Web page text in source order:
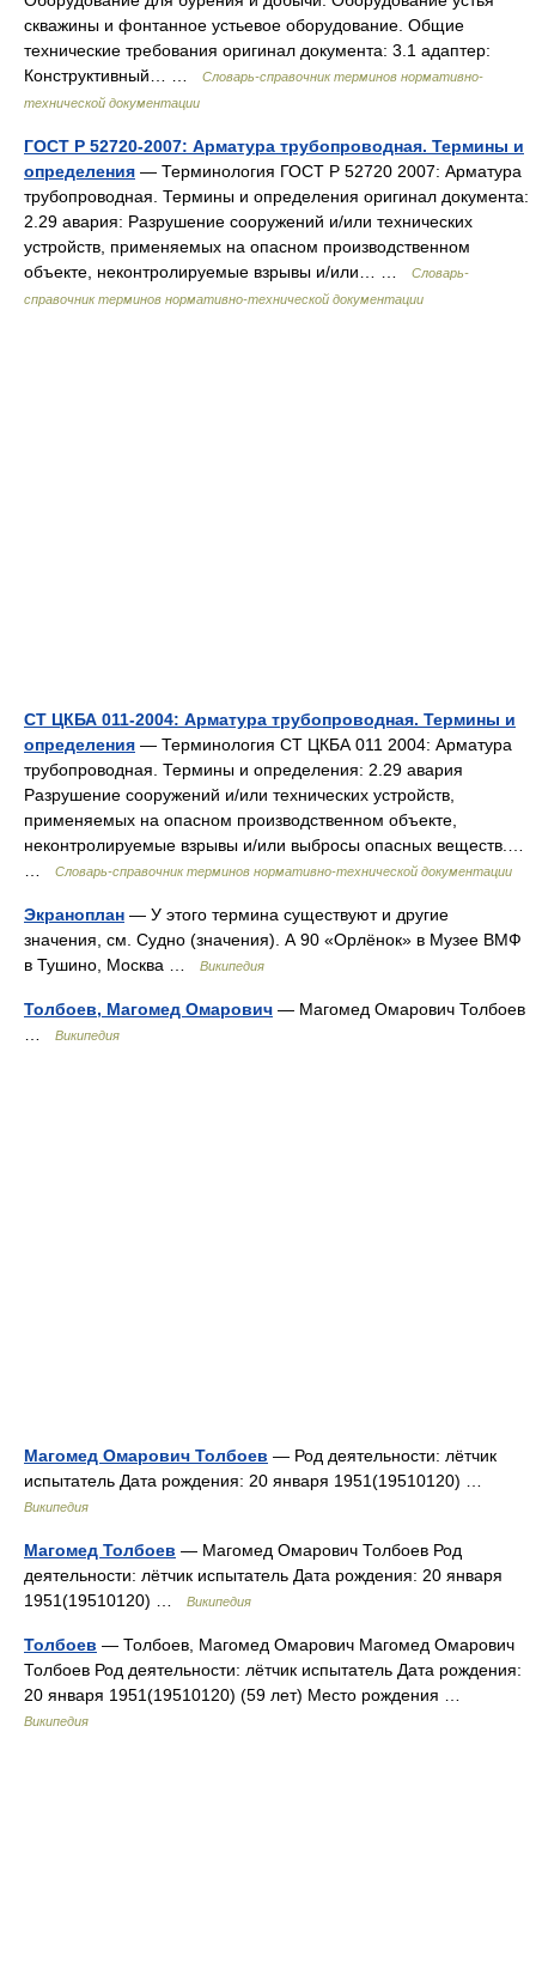
скважины и фонтанное устьевое оборудование. Общие
технические требования оригинал документа: 3.1 адаптер:
Конструктивный… …
Словарь-справочник терминов нормативно-
технической документации
ГОСТ Р 52720-2007: Арматура трубопроводная. Термины и
определения — Терминология ГОСТ Р 52720 2007: Арматура
трубопроводная. Термины и определения оригинал документа:
2.29 авария: Разрушение сооружений и/или технических
устройств, применяемых на опасном производственном
объекте, неконтролируемые взрывы и/или… …
Словарь-
справочник терминов нормативно-технической документации
СТ ЦКБА 011-2004: Арматура трубопроводная. Термины и
определения — Терминология СТ ЦКБА 011 2004: Арматура
трубопроводная. Термины и определения: 2.29 авария
Разрушение сооружений и/или технических устройств,
применяемых на опасном производственном объекте,
неконтролируемые взрывы и/или выбросы опасных веществ.…
Словарь-справочник терминов нормативно-технической документации
Экраноплан — У этого термина существуют и другие
значения, см. Судно (значения). А 90 «Орлёнок» в Музее ВМФ
в Тушино, Москва …
Википедия
Толбоев, Магомед Омарович — Магомед Омарович Толбоев
Википедия
Магомед Омарович Толбоев — Род деятельности: лётчик
испытатель Дата рождения: 20 января 1951(19510120) …
Википедия
Магомед Толбоев — Магомед Омарович Толбоев Род
деятельности: лётчик испытатель Дата рождения: 20 января
1951(19510120) …
Википедия
Толбоев — Толбоев, Магомед Омарович Магомед Омарович
Толбоев Род деятельности: лётчик испытатель Дата рождения:
20 января 1951(19510120) (59 лет) Место рождения …
Википедия